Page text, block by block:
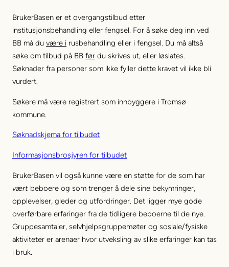
BrukerBasen er et overgangstilbud etter
institusjonsbehandling eller fengsel. For å søke deg inn ved
BB må du være i rusbehandling eller i fengsel. Du må altså
søke om tilbud på BB før du skrives ut, eller løslates.
Søknader fra personer som ikke fyller dette kravet vil ikke bli
vurdert.
Søkere må være registrert som innbyggere i Tromsø
kommune.
Søknadskjema for tilbudet
Informasjonsbrosjyren for tilbudet
BrukerBasen vil også kunne være en støtte for de som har
vært beboere og som trenger å dele sine bekymringer,
opplevelser, gleder og utfordringer. Det ligger mye gode
overførbare erfaringer fra de tidligere beboerne til de nye.
Gruppesamtaler, selvhjelpsgruppemøter og sosiale/fysiske
aktiviteter er arenaer hvor utveksling av slike erfaringer kan tas
i bruk.